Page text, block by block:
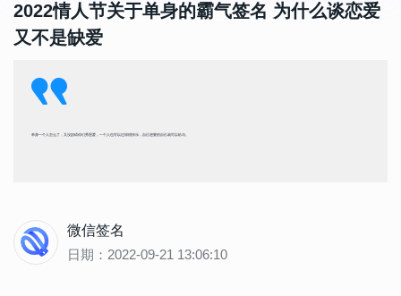
2022情人节关于单身的霸气签名 为什么谈恋爱
又不是缺爱
单身一个人怎么了，又没妨碍你们秀恩爱，一个人也可以过得很快乐，自己想要的自己就可以给与。
微信签名
日期：2022-09-21 13:06:10